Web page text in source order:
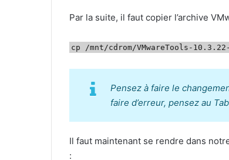
Par la suite, il faut copier l’archive
cp /mnt/cdrom/VMwareTools-
Pensez à faire le
faire d’erreur, pensez au
Il faut maintenant se rendre dans
: